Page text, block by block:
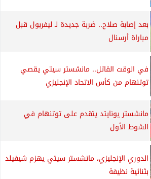
بعد إصابة صلاح.. ضربة جديدة لـ ليفربول قبل
مباراة أرسنال
في الوقت القاتل.. مانشستر سيتي يقصي
توتنهام من كأس الاتحاد الإنجليزي
مانشستر يونايتد يتقدم على توتنهام في
الشوط الأول
الدوري الإنجليزي، مانشستر سيتي يهزم شيفيلد
بثنائية نظيفة